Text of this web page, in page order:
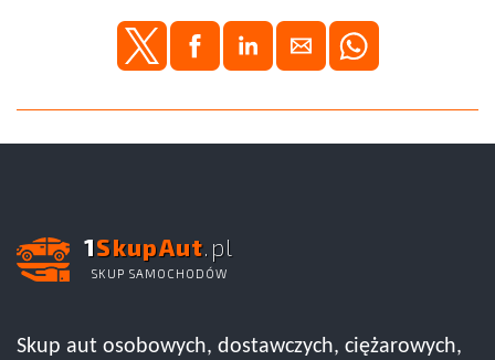
1SkupAut.pl
SKUP SAMOCHODÓW
Skup aut osobowych, dostawczych, ciężarowych,